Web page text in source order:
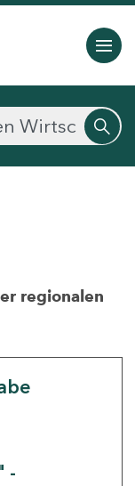
regionalen
-